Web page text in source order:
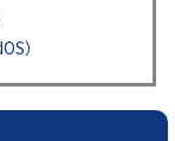
トサイトの使い方
・故障情報通知
サービス
）